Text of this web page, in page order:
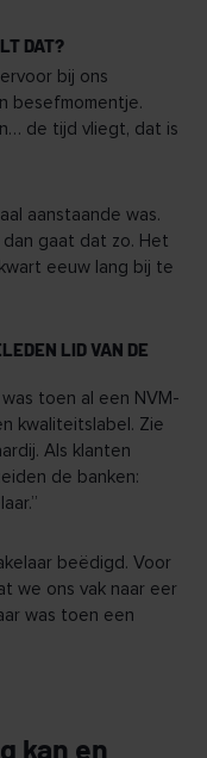
DAT?
bij ons
besefmomentje.
de tijd vliegt, dat is
aanstaande was.
gaat dat zo. Het
eeuw lang bij te
LID VAN DE
toen al een NVM-
kwaliteitslabel. Zie
Als klanten
de banken:
beëdigd. Voor
we ons vak naar eer
was toen een
kan en